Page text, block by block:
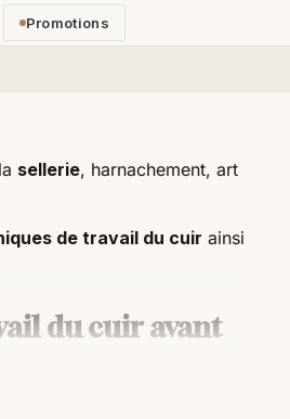
Promotions
sellerie, harnachement, art
de travail du cuir ainsi
du cuir avant